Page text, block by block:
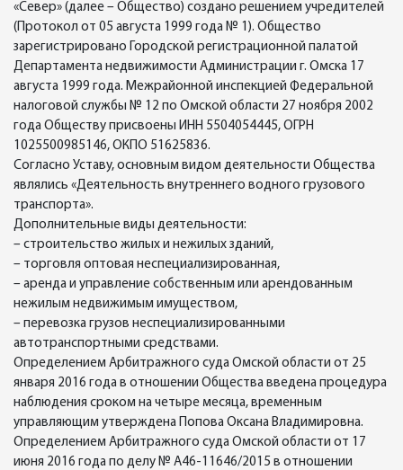
«Север» (далее – Общество) создано решением учредителей
(Протокол от 05 августа 1999 года № 1). Общество
зарегистрировано Городской регистрационной палатой
Департамента недвижимости Администрации г. Омска 17
августа 1999 года. Межрайонной инспекцией Федеральной
налоговой службы № 12 по Омской области 27 ноября 2002
года Обществу присвоены ИНН 5504054445, ОГРН
1025500985146, ОКПО 51625836.
Согласно Уставу, основным видом деятельности Общества
являлись «Деятельность внутреннего водного грузового
транспорта».
Дополнительные виды деятельности:
– строительство жилых и нежилых зданий,
– торговля оптовая неспециализированная,
– аренда и управление собственным или арендованным
нежилым недвижимым имуществом,
– перевозка грузов неспециализированными
автотранспортными средствами.
Определением Арбитражного суда Омской области от 25
января 2016 года в отношении Общества введена процедура
наблюдения сроком на четыре месяца, временным
управляющим утверждена Попова Оксана Владимировна.
Определением Арбитражного суда Омской области от 17
июня 2016 года по делу № А46-11646/2015 в отношении